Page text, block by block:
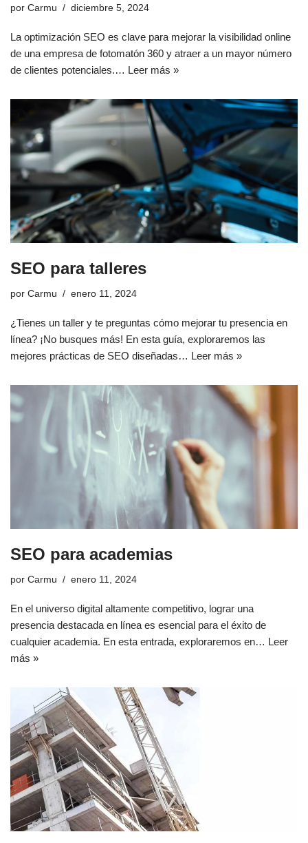
por Carmu diciembre 5, 2024
La optimización SEO es clave para mejorar la visibilidad online
de una empresa de fotomatón 360 y atraer a un mayor número
de clientes potenciales.… Leer más »
SEO para talleres
por Carmu enero 11, 2024
¿Tienes un taller y te preguntas cómo mejorar tu presencia en
línea? ¡No busques más! En esta guía, exploraremos las
mejores prácticas de SEO diseñadas… Leer más »
SEO para academias
por Carmu enero 11, 2024
En el universo digital altamente competitivo, lograr una
presencia destacada en línea es esencial para el éxito de
cualquier academia. En esta entrada, exploraremos en… Leer
más »